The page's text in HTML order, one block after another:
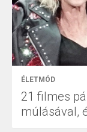
ÉLETMÓD
21 filmes
múlásával,